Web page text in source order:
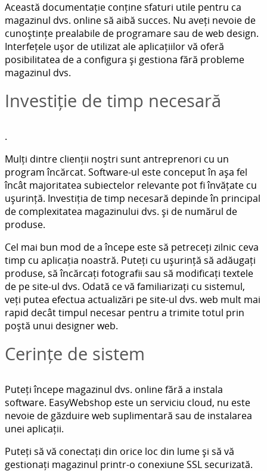
Această documentație conține sfaturi utile pentru ca
magazinul dvs. online să aibă succes. Nu aveți nevoie de
cunoștințe prealabile de programare sau de web design.
Interfețele ușor de utilizat ale aplicațiilor vă oferă
posibilitatea de a configura și gestiona fără probleme
magazinul dvs.
Investiție de timp necesară
.
Mulți dintre clienții noștri sunt antreprenori cu un
program încărcat. Software-ul este conceput în așa fel
încât majoritatea subiectelor relevante pot fi învățate cu
ușurință. Investiția de timp necesară depinde în principal
de complexitatea magazinului dvs. și de numărul de
produse.
Cel mai bun mod de a începe este să petreceți zilnic ceva
timp cu aplicația noastră. Puteți cu ușurință să adăugați
produse, să încărcați fotografii sau să modificați textele
de pe site-ul dvs. Odată ce vă familiarizați cu sistemul,
veți putea efectua actualizări pe site-ul dvs. web mult mai
rapid decât timpul necesar pentru a trimite totul prin
poștă unui designer web.
Cerințe de sistem
Puteți începe magazinul dvs. online fără a instala
software. EasyWebshop este un serviciu cloud, nu este
nevoie de găzduire web suplimentară sau de instalarea
unei aplicații.
Puteți să vă conectați din orice loc din lume și să vă
gestionați magazinul printr-o conexiune SSL securizată.